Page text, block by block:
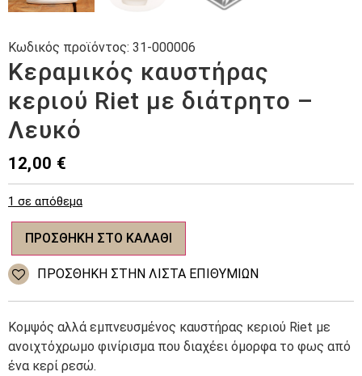
Κεραμικός καυστήρας
κεριού Riet με διάτρητο –
Λευκό
12,00 €
Κομψός αλλά εμπνευσμένος καυστήρας κεριού Riet με
ανοιχτόχρωμο φινίρισμα που διαχέει όμορφα το φως από
ένα κερί ρεσώ.
1 σε απόθεμα
Κεραμικός
καυστήρας
κεριού
Riet
με
-
Λευκό
ποσότητα
ΠΡΟΣΘΉΚΗ ΣΤΟ ΚΑΛΆΘΙ
ΠΡΌΣΘΉΚΗ ΣΤΗΝ ΛΊΣΤΑ ΕΠΙΘΥΜΙΏΝ
Κωδικός προϊόντος: 31-000006